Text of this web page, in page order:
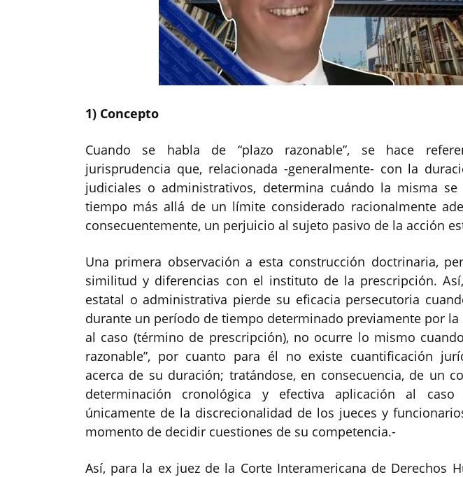
1) Concepto
Cuando se habla de “plazo razonable”, se hace
jurisprudencia que, relacionada -generalmente- con la
judiciales o administrativos, determina cuándo la misma
tiempo más allá de un límite considerado racionalmente
consecuentemente, un perjuicio al sujeto pasivo de la acción
Una primera observación a esta construcción doctrinaria,
similitud y diferencias con el instituto de la prescripción.
estatal o administrativa pierde su eficacia persecutoria
durante un período de tiempo determinado previamente por
al caso (término de prescripción), no ocurre lo mismo
razonable”, por cuanto para él no existe cuantificación
acerca de su duración; tratándose, en consecuencia, de un
determinación cronológica y efectiva aplicación al caso
únicamente de la discrecionalidad de los jueces y
momento de decidir cuestiones de su competencia.-
Así, para la ex juez de la Corte Interamericana de Derechos